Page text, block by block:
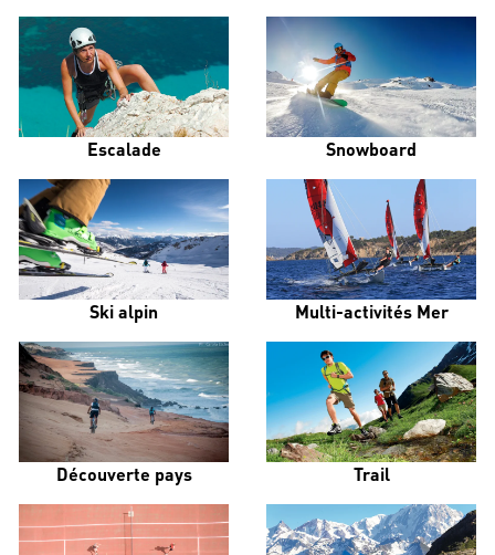
Escalade Snowboard
Ski alpin Multi-activités Mer
Découverte pays Trail